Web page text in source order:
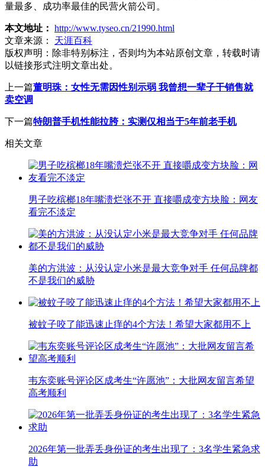
量最多、成功率最佳的民营火箭公司。
本文地址： http://www.tyseo.cn/21990.html
文章来源：
天涯百科
版权声明： 除非特别标注，否则均为本站原创文章，转载时请
以链接形式注明文章出处。
上一篇董明珠：女性无需因性别示弱 我曾想一辈子干销售就
卖空调
下一篇特朗普手机性能拉胯：实测仅相当于5年前老手机
相关文章
男子吃槟榔18年嘴溃烂张不开 直接嚼成变方块脸：网友
看完不淡定
美的方洪波：从没认定小米是最大竞争对手 任何品牌都
不是我们的威胁
被蚊子咬了能迅速止痒的4个方法！希望大家都用不上
韦东奕账号评论区成考生“许愿池”：大批网友留言希望
高考顺利
2026年第一批弄丢身份证的考生出现了：3名学生紧急求
助